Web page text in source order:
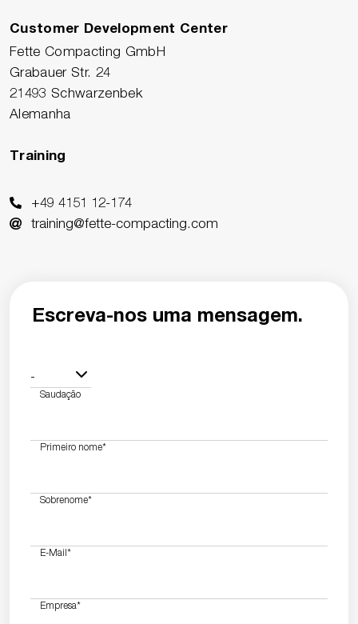
Customer Development Center
Fette Compacting GmbH
Grabauer Str. 24
21493 Schwarzenbek
Alemanha
Training
+49 4151 12-174
training@fette-compacting.com
Escreva-nos uma mensagem.
-
Saudação
Primeiro nome*
Sobrenome*
E-Mail*
Empresa*